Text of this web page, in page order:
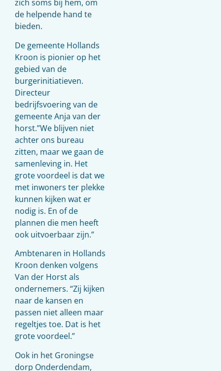
zich soms bij hem, om
de helpende hand te
bieden.
De gemeente Hollands
Kroon is pionier op het
gebied van de
burgerinitiatieven.
Directeur
bedrijfsvoering van de
gemeente Anja van der
horst.”We blijven niet
achter ons bureau
zitten, maar we gaan de
samenleving in. Het
grote voordeel is dat we
met inwoners ter plekke
kunnen kijken wat er
nodig is. En of de
plannen die men heeft
ook uitvoerbaar zijn.”
Ambtenaren in Hollands
Kroon denken volgens
Van der Horst als
ondernemers. “Zij kijken
naar de kansen en
passen niet alleen maar
regeltjes toe. Dat is het
grote voordeel.”
Ook in het Groningse
dorp Onderdendam,